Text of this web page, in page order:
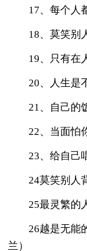
17、每个人
18、莫笑别
19、只有在
20、人生是
21、自己的
22、当面怕
23、给自己
24莫笑别人
25最灵繁的
26越是无能
兰）